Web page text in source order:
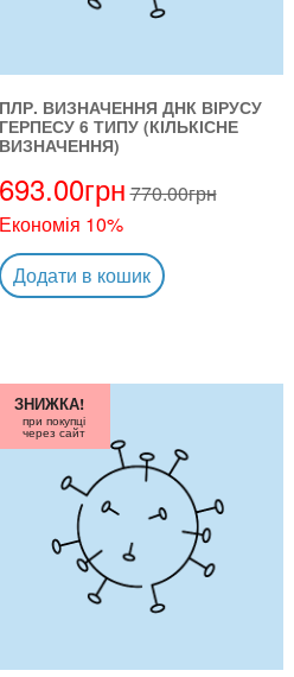
ПЛР. ВИЗНАЧЕННЯ ДНК ВІРУСУ
ГЕРПЕСУ 6 ТИПУ (КІЛЬКІСНЕ
ВИЗНАЧЕННЯ)
693.00грн770.00грн
Економія 10%
Додати в кошик
ЗНИЖКА!
при покупці
через сайт